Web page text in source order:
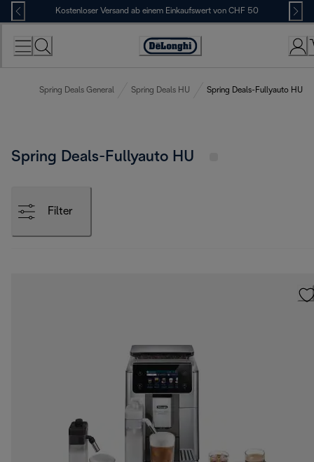
Skip
to
Content
Kostenloser Versand ab einem Einkaufswert von CHF 50
Erklärung
Zugänglichkeit
Spring Deals General Spring Deals HU Spring Deals-Fullyauto HU
Spring Deals-Fullyauto HU
Filter